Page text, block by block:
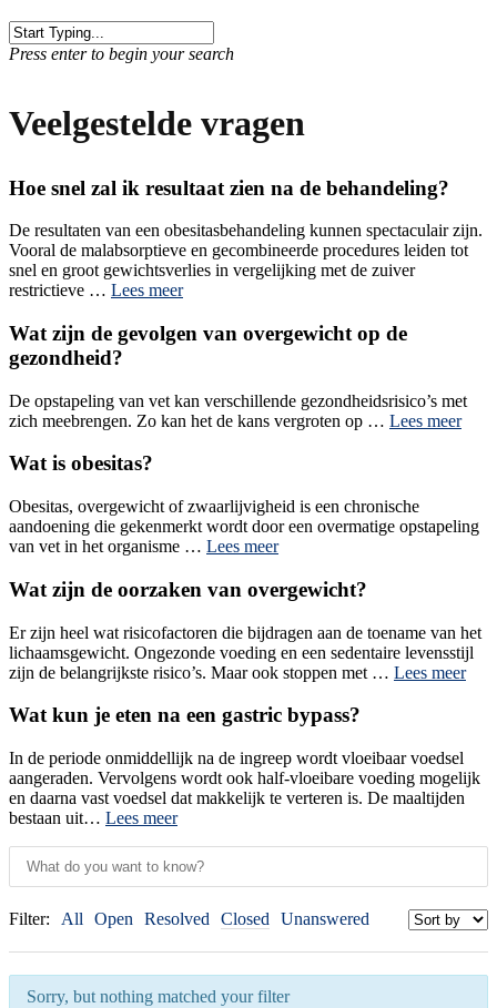
Press enter to begin your search
Veelgestelde vragen
Hoe snel zal ik resultaat zien na de behandeling?
De resultaten van een obesitasbehandeling kunnen spectaculair zijn.
Vooral de malabsorptieve en gecombineerde procedures leiden tot
snel en groot gewichtsverlies in vergelijking met de zuiver
restrictieve … Lees meer
Wat zijn de gevolgen van overgewicht op de
gezondheid?
De opstapeling van vet kan verschillende gezondheidsrisico’s met
zich meebrengen. Zo kan het de kans vergroten op … Lees meer
Wat is obesitas?
Obesitas, overgewicht of zwaarlijvigheid is een chronische
aandoening die gekenmerkt wordt door een overmatige opstapeling
van vet in het organisme … Lees meer
Wat zijn de oorzaken van overgewicht?
Er zijn heel wat risicofactoren die bijdragen aan de toename van het
lichaamsgewicht. Ongezonde voeding en een sedentaire levensstijl
zijn de belangrijkste risico’s. Maar ook stoppen met … Lees meer
Wat kun je eten na een gastric bypass?
In de periode onmiddellijk na de ingreep wordt vloeibaar voedsel
aangeraden. Vervolgens wordt ook half-vloeibare voeding mogelijk
en daarna vast voedsel dat makkelijk te verteren is. De maaltijden
bestaan uit… Lees meer
Filter: All Open Resolved Closed Unanswered
Sorry, but nothing matched your filter